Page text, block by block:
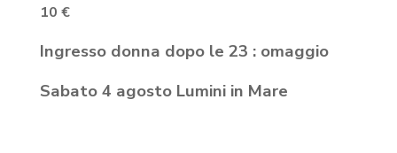
10 €
Ingresso donna dopo le 23 : omaggio
Sabato 4 agosto Lumini in Mare